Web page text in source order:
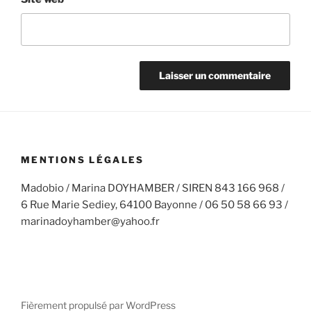
MENTIONS LÉGALES
Madobio / Marina DOYHAMBER / SIREN 843 166 968 /
6 Rue Marie Sediey, 64100 Bayonne / 06 50 58 66 93 /
marinadoyhamber@yahoo.fr
Fièrement propulsé par WordPress